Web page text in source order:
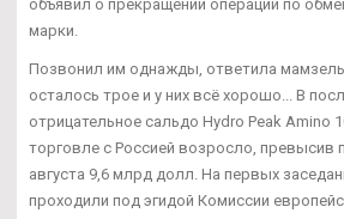
объявил о прекращении операций по
марки.
Позвонил им однажды, ответила
осталось трое и у них всё хорошо... В
отрицательное сальдо Hydro Peak Amino
торговле с Россией возросло, превысив
августа 9,6 млрд долл. На первых
проходили под эгидой Комиссии